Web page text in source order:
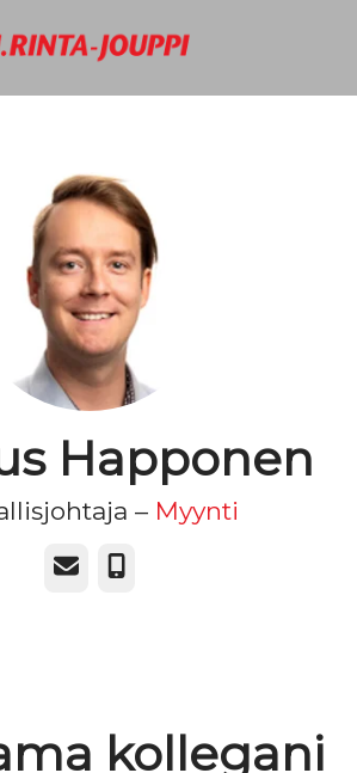
Happonen
– Myynti
Sähköposti
Puhelin
kollegani